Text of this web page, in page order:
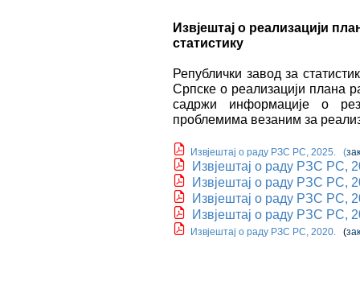
Извјештај о реализацији
статистику
Републички завод за
Српске о реализацији плана
садржи информације о
проблемима везаним за
Извјештај о раду РЗС РС, 2025. (
Извјештај о раду РЗС РС,
Извјештај о раду РЗС РС,
Извјештај о раду РЗС РС,
Извјештај о раду РЗС РС,
Извјештај о раду РЗС РС, 2020. (